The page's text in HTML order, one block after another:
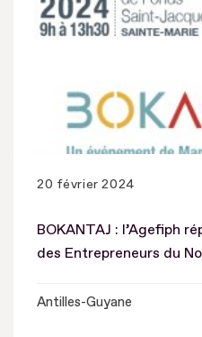
20 février 2024
BOKANTAJ : l’Agefiph
des Entrepreneurs du
Antilles-Guyane